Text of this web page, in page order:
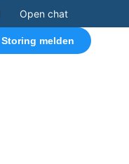
Open chat
Storing melden